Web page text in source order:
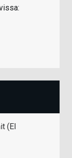
(EI